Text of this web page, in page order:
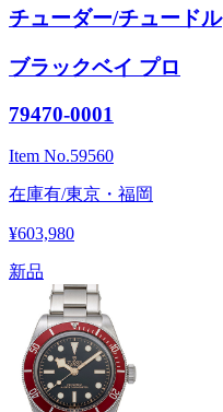
チューダー/チュードル
ブラックベイ プロ
79470-0001
Item No.59560
在庫有/東京・福岡
¥603,980
新品